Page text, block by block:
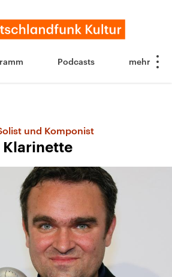
Podcasts
und Komponist
Klarinette